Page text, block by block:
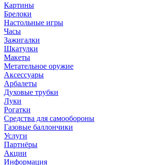
Картины
Брелоки
Настольные игры
Часы
Зажигалки
Шкатулки
Макеты
Метательное оружие
Аксессуары
Арбалеты
Духовые трубки
Луки
Рогатки
Средства для самообороны
Газовые баллончики
Услуги
Партнёры
Акции
Информация